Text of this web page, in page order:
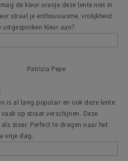
de kleur oranje deze lente niet in
straal je enthousiasme, vrolijkheid
uitgesproken kleur aan?
Pepe
is al lang populair en ook deze lente
op straat verschijnen. Deze
stoer. Perfect te dragen naar het
vrije dag.